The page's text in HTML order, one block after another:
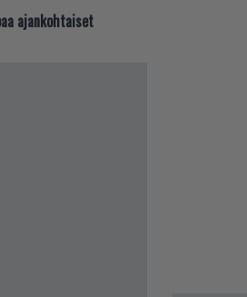
ajankohtaiset